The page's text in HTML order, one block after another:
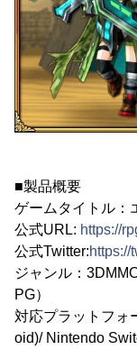
■製品概要
ゲームタイトル：
公式URL: https://
公式Twitter:https://
ジャンル：
PG）
対応プラットフォ
oid)/ Nintendo